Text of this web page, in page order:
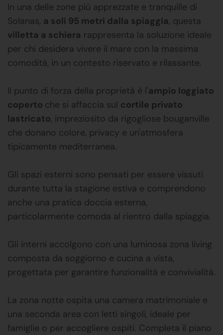
In una delle zone più apprezzate e tranquille di
Solanas, a soli 95 metri dalla spiaggia, questa
villetta a schiera rappresenta la soluzione ideale
per chi desidera vivere il mare con la massima
comodità, in un contesto riservato e rilassante.
Il punto di forza della proprietà è l'ampio loggiato
coperto che si affaccia sul cortile privato
lastricato, impreziosito da rigogliose bouganville
che donano colore, privacy e un'atmosfera
tipicamente mediterranea.
Gli spazi esterni sono pensati per essere vissuti
durante tutta la stagione estiva e comprendono
anche una pratica doccia esterna,
particolarmente comoda al rientro dalla spiaggia.
Gli interni accolgono con una luminosa zona living
composta da soggiorno e cucina a vista,
progettata per garantire funzionalità e convivialità.
La zona notte ospita una camera matrimoniale e
una seconda area con letti singoli, ideale per
famiglie o per accogliere ospiti. Completa il piano